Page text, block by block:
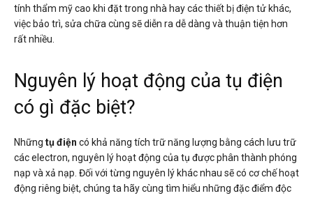
tính thẩm mỹ cao khi đặt trong nhà hay các thiết bị điện tử khác,
việc bảo trì, sửa chữa cùng sẽ diễn ra dễ dàng và thuận tiện hơn
rất nhiều.
Nguyên lý hoạt động của tụ điện
có gì đặc biệt?
Những tụ điện có khả năng tích trữ năng lượng bằng cách lưu trữ
các electron, nguyên lý hoạt động của tụ được phân thành phóng
nạp và xả nạp. Đối với từng nguyên lý khác nhau sẽ có cơ chế hoạt
động riêng biệt, chúng ta hãy cùng tìm hiểu những đặc điểm độc